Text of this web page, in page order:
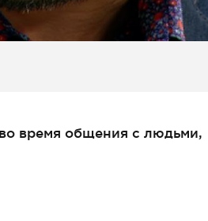
время общения с людьми,